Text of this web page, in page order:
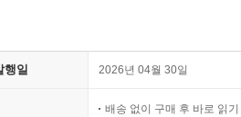
행일 2026년 04월 30일
배송 없이 구매 후 바로 읽기